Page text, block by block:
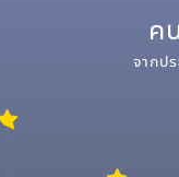
ค
จากป